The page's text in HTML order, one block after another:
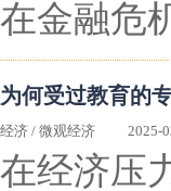
在金融危
为何受过教育的
经济 / 微观经济 2025-
在经济压